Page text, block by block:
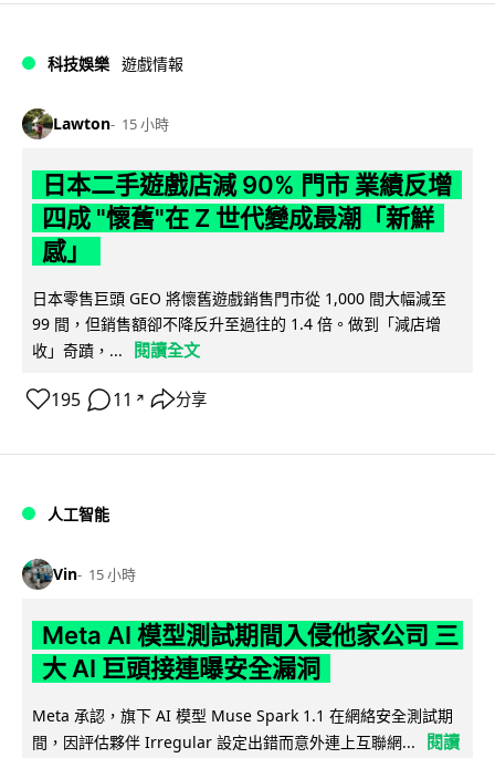
科技娛樂 遊戲情報
Lawton 15 小時
日本二手遊戲店減 90% 門市 業績反增
四成 "懷舊"在 Z 世代變成最潮「新鮮
感」
日本零售巨頭 GEO 將懷舊遊戲銷售門市從 1,000 間大幅減至
99 間，但銷售額卻不降反升至過往的 1.4 倍。做到「減店增
收」奇蹟，...
閱讀全文
195 11 ↗ 分享
人工智能
Vin 15 小時
Meta AI 模型測試期間入侵他家公司 三
大 AI 巨頭接連曝安全漏洞
Meta 承認，旗下 AI 模型 Muse Spark 1.1 在網絡安全測試期
間，因評估夥伴 Irregular 設定出錯而意外連上互聯網...
閱讀